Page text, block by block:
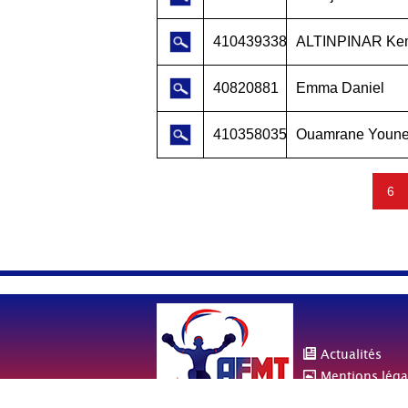
410439338 ALTINPINAR
40820881 Emma Daniel
410358035 Ouamrane
6
Actualités
Mentions